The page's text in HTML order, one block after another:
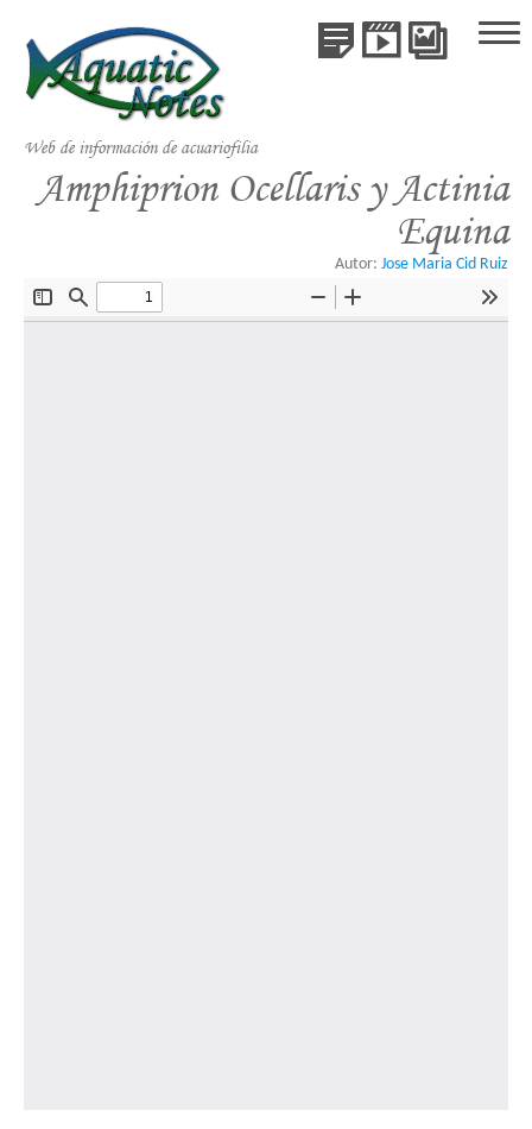
Inicio
Publicaciones
Videos
Libros
Colaboraciones
Web de información de acuariofilia
Publicaciones
Videos Galería
Amphiprion Ocellaris y Actinia
Equina
Autor: Jose Maria Cid Ruiz